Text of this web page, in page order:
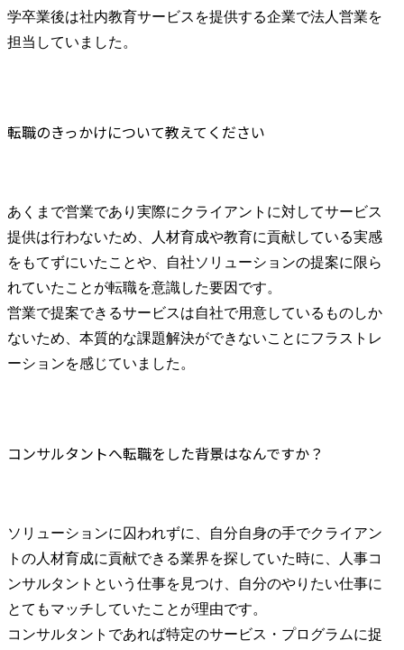
学卒業後は社内教育サービスを提供する企業で法人営業を
担当していました。
転職のきっかけについて教えてください
あくまで営業であり実際にクライアントに対してサービス
提供は行わないため、人材育成や教育に貢献している実感
をもてずにいたことや、自社ソリューションの提案に限ら
れていたことが転職を意識した要因です。
営業で提案できるサービスは自社で用意しているものしか
ないため、本質的な課題解決ができないことにフラストレ
ーションを感じていました。
コンサルタントへ転職をした背景はなんですか？
ソリューションに囚われずに、自分自身の手でクライアン
トの人材育成に貢献できる業界を探していた時に、人事コ
ンサルタントという仕事を見つけ、自分のやりたい仕事に
とてもマッチしていたことが理由です。
コンサルタントであれば特定のサービス・プログラムに捉